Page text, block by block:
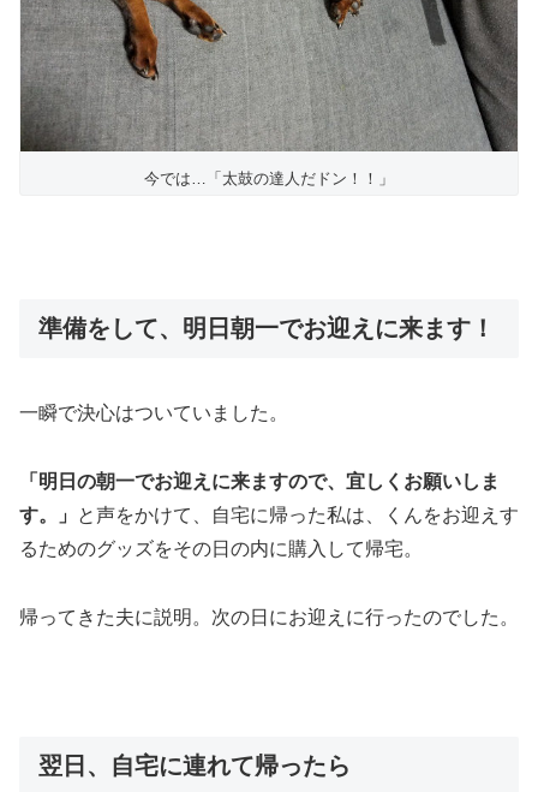
今では…「太鼓の達人だドン！！」
準備をして、明日朝一でお迎えに来ます！
一瞬で決心はついていました。
「明日の朝一でお迎えに来ますので、宜しくお願いしま
す。」
と声をかけて、自宅に帰った私は、くんをお迎えす
るためのグッズをその日の内に購入して帰宅。
帰ってきた夫に説明。次の日にお迎えに行ったのでした。
翌日、自宅に連れて帰ったら